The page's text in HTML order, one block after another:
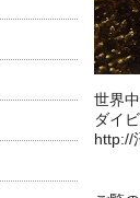
世界
ダイ
http://